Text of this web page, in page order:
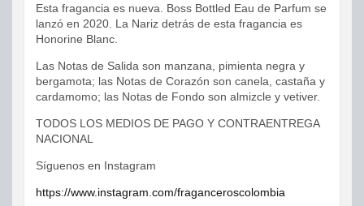
Esta fragancia es nueva. Boss Bottled Eau de Parfum se
lanzó en 2020. La Nariz detrás de esta fragancia es
Honorine Blanc.
Las Notas de Salida son manzana, pimienta negra y
bergamota; las Notas de Corazón son canela, castaña y
cardamomo; las Notas de Fondo son almizcle y vetiver.
TODOS LOS MEDIOS DE PAGO Y CONTRAENTREGA
NACIONAL
Síguenos en Instagram
https://www.instagram.com/fraganceroscolombia